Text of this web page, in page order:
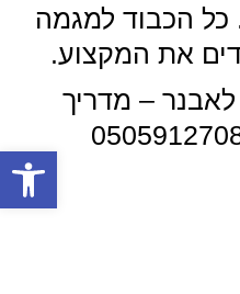
כל הכבוד למגמה
את המקצוע.
לאבנר – מדריך
פתח